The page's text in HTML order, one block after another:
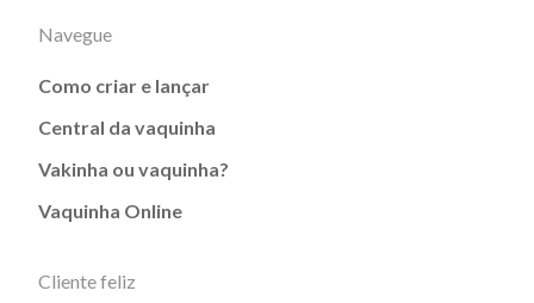
Navegue
Como criar e lançar
Central da vaquinha
Vakinha ou vaquinha?
Vaquinha Online
Cliente feliz